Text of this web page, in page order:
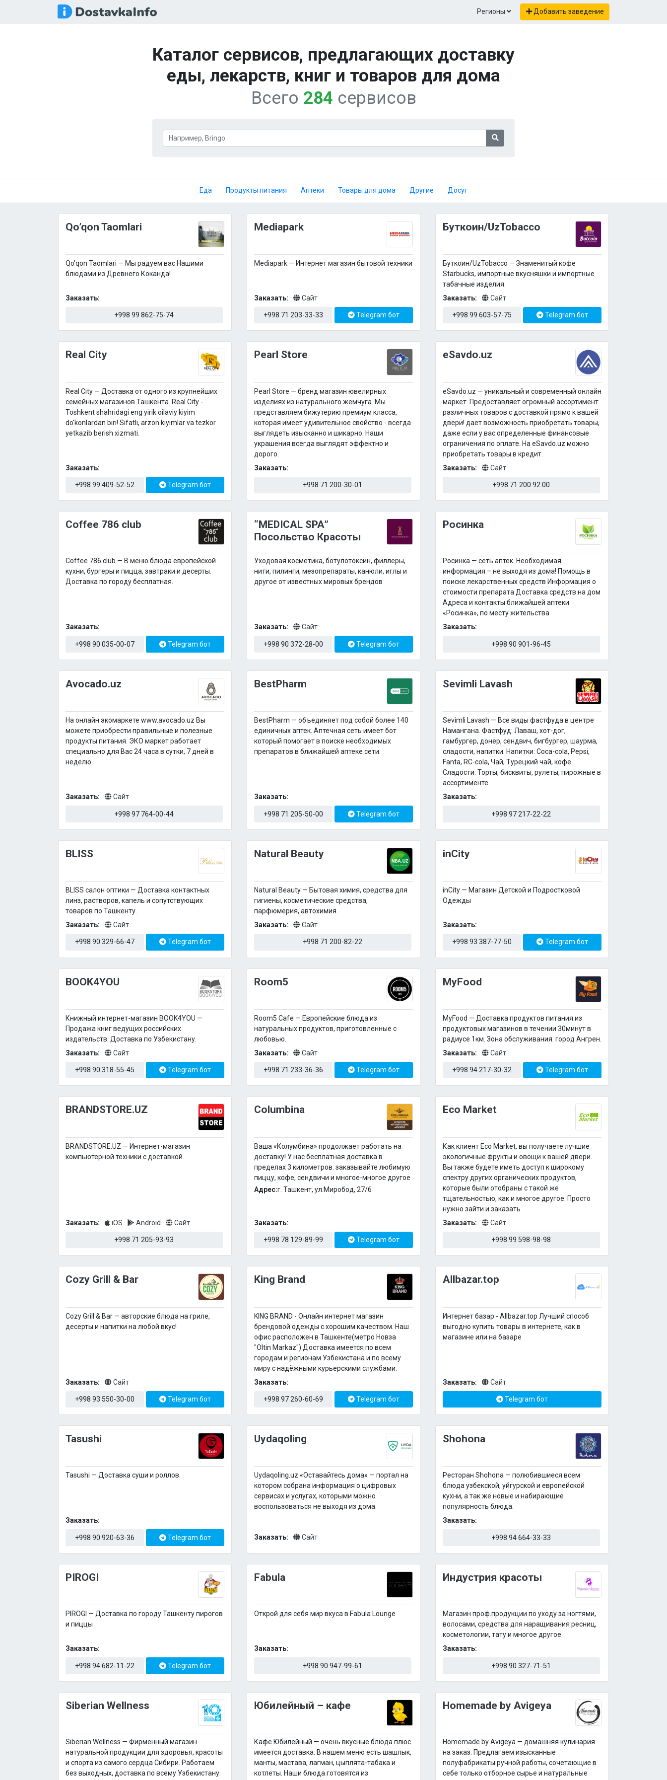
Регионы Добавить заведение
Каталог сервисов, предлагающих доставку
еды, лекарств, книг и товаров для дома
Всего 284 сервисов
Еда Продукты питания Аптеки Товары для дома Другие Досуг
Qo’qon Taomlari
Qo'qon Taomlari — Мы радуем вас Нашими
блюдами из Древнего Коканда!
Заказать:
+998 99 862-75-74
Mediapark
Mediapark — Интернет магазин бытовой техники
Заказать: Сайт
+998 71 203-33-33 Telegram бот
Буткоин/UzTobacco
Буткоин/UzTobacco — Знаменитый кофе
Starbucks, импортные вкусняшки и импортные
табачные изделия.
Заказать:
Сайт
+998 99 603-57-75 Telegram бот
Real City
Real City — Доставка от одного из крупнейших
семейных магазинов Ташкента. Real City -
Toshkent shahridagi eng yirik oilaviy kiyim
do'konlardan biri! Sifatli, arzon kiyimlar va tezkor
yetkazib berish xizmati.
Заказать:
+998 99 409-52-52 Telegram бот
Pearl Store
Pearl Store — бренд магазин ювелирных
изделиях из натурального жемчуга. Мы
представляем бижутерию премиум класса,
которая имеет удивительное свойство - всегда
выглядеть изысканно и шикарно. Наши
украшения всегда выглядят эффектно и
дорого.
Заказать:
+998 71 200-30-01
eSavdo.uz
eSavdo.uz — уникальный и современный онлайн
маркет. Предоставляет огромный ассортимент
различных товаров с доставкой прямо к вашей
двери! дает возможность приобретать товары,
даже если у вас определенные финансовые
ограничения по оплате. На eSavdo.uz можно
приобретать товары в кредит.
Заказать:
Сайт
+998 71 200 92 00
Coffee 786 club
Coffee 786 club — В меню блюда европейской
кухни, бургеры и пицца, завтраки и десерты.
Доставка по городу бесплатная.
Заказать:
+998 90 035-00-07 Telegram бот
“MEDICAL SPA”
Посольство Красоты
Уходовая косметика, ботулотоксин, филлеры,
нити, пилинги, мезопрепараты, канюли, иглы и
другое от известных мировых брендов
Заказать: Сайт
+998 90 372-28-00 Telegram бот
Росинка
Росинка — сеть аптек. Необходимая
информация – не выходя из дома! Помощь в
поиске лекарственных средств Информация о
стоимости препарата Доставка средств на дом
Адреса и контакты ближайшей аптеки
«Росинка», по месту жительства
Заказать:
+998 90 901-96-45
Avocado.uz
На онлайн экомаркете www.avocado.uz Вы
можете приобрести правильные и полезные
продукты питания. ЭКО маркет работает
специально для Вас 24 часа в сутки, 7 дней в
неделю.
Заказать: Сайт
+998 97 764-00-44
BestPharm
BestPharm — объединяет под собой более 140
единичных аптек. Аптечная сеть имеет бот
который помогает в поиске необходимых
препаратов в ближайшей аптеке сети.
Заказать:
+998 71 205-50-00 Telegram бот
Sevimli Lavash
Sevimli Lavash — Все виды фастфуда в центре
Намангана. Фастфуд: Лаваш, хот-дог,
гамбургер, донер, сендвич, бигбургер, шаурма,
сладости, напитки. Напитки: Coca-cola, Pepsi,
Fanta, RC-cola, Чай, Турецкий чай, кофе
Сладости: Торты, бисквиты, рулеты, пирожные в
ассортименте.
Заказать:
+998 97 217-22-22
BLISS
BLISS салон оптики — Доставка контактных
линз, растворов, капель и сопутствующих
товаров по Ташкенту.
Заказать:
Сайт
+998 90 329-66-47 Telegram бот
Natural Beauty
Natural Beauty — Бытовая химия, средства для
гигиены, косметические средства,
парфюмерия, автохимия.
Заказать:
Сайт
+998 71 200-82-22
inCity
inCity — Магазин Детской и Подростковой
Одежды
Заказать:
+998 93 387-77-50 Telegram бот
BOOK4YOU
Книжный интернет-магазин BOOK4YOU —
Продажа книг ведущих российских
издательств. Доставка по Узбекистану.
Заказать:
Сайт
+998 90 318-55-45 Telegram бот
Room5
Room5 Cafe — Европейские блюда из
натуральных продуктов, приготовленные с
любовью.
Заказать:
Сайт
+998 71 233-36-36 Telegram бот
MyFood
MyFood — Доставка продуктов питания из
продуктовых магазинов в течении 30минут в
радиусе 1км. Зона обслуживания: город Ангрен.
Заказать:
Сайт
+998 94 217-30-32 Telegram бот
BRANDSTORE.UZ
BRANDSTORE.UZ — Интернет-магазин
компьютерной техники с доставкой.
Заказать: iOS Android Сайт
+998 71 205-93-93
Columbina
Ваша «Колумбина» продолжает работать на
доставку! У нас бесплатная доставка в
пределах 3 километров: заказывайте любимую
пиццу, кофе, сендвичи и многое-многое другое
Адрес:г. Ташкент, ул.Миробод, 27/6
Заказать:
+998 78 129-89-99 Telegram бот
Eco Market
Как клиент Eco Market, вы получаете лучшие
экологичные фрукты и овощи к вашей двери.
Вы также будете иметь доступ к широкому
спектру других органических продуктов,
которые были отобраны с такой же
тщательностью, как и многое другое. Просто
нужно зайти и заказать
Заказать:
Сайт
+998 99 598-98-98
Cozy Grill & Bar
Cozy Grill & Bar — авторские блюда на гриле,
десерты и напитки на любой вкус!
Заказать: Сайт
+998 93 550-30-00 Telegram бот
King Brand
KING BRAND - Онлайн интернет магазин
брендовой одежды с хорошим качеством. Наш
офис расположен в Ташкенте(метро Новза
"Oltin Markaz") Доставка имеется по всем
городам и регионам Узбекистана и по всему
миру с надёжными курьерскими службами.
Заказать:
+998 97 260-60-69 Telegram бот
Allbazar.top
Интернет базар - Allbazar.top Лучший способ
выгодно купить товары в интернете, как в
магазине или на базаре
Заказать: Сайт
Telegram бот
Tasushi
Tasushi — Доставка суши и роллов.
Заказать:
+998 90 920-63-36 Telegram бот
Uydaqoling
Uydaqoling.uz «Оставайтесь дома» — портал на
котором собрана информация о цифровых
сервисах и услугах, которыми можно
воспользоваться не выходя из дома.
Заказать: Сайт
Shohona
Ресторан Shohona — полюбившиеся всем
блюда узбекской, уйгурской и европейской
кухни, а так же новые и набирающие
популярность блюда.
Заказать:
+998 94 664-33-33
PIROGI
PIROGI — Доставка по городу Ташкенту пирогов
и пиццы
Заказать:
+998 94 682-11-22 Telegram бот
Fabula
Открой для себя мир вкуса в Fabula Lounge
Заказать:
+998 90 947-99-61
Индустрия красоты
Магазин проф.продукции по уходу за ногтями,
волосами, средства для наращивания ресниц,
косметологии, тату и многое другое
Заказать:
+998 90 327-71-51
Siberian Wellness
Siberian Wellness — Фирменный магазин
натуральной продукции для здоровья, красоты
и спорта из самого сердца Сибири. Работаем
без выходных, доставка по всему Узбекистану.
Юбилейный – кафе
Кафе Юбилейный — очень вкусные блюда плюс
имеется доставка. В нашем меню есть шашлык,
манты, мастава, лагман, цыплята-табака и
котлеты. Наши блюда готовятся из
Homemade by Avigeya
Homemade by Avigeya — домашняя кулинария
на заказ. Предлагаем изысканные
полуфабрикаты ручной работы, сочетающие в
себе только отборное сырье и натуральные